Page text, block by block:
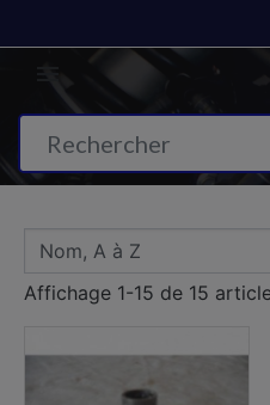
Affichage 1-15 de 15